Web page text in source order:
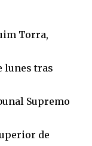
Torra,
lunes tras
Supremo
de